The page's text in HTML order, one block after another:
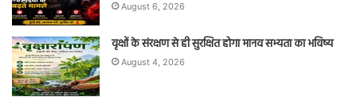
August 6, 2026
वृक्षों के संरक्षण से ही सुरक्षित होगा मानव सभ्यता का भविष्य
August 4, 2026